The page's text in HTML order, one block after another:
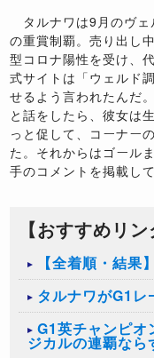
タルナワは9月のヴェ
の重賞制覇。売り出し
型コロナ陽性を受け、
式サイトは「ウェルド
せるよう言われたんだ
と話をしたら、彼女は
っと促して、コーナー
た。それからはゴール
手のコメントを掲載して
【おすすめリン
【全着順・結果
タルナワがG1レ
G1英チャンピオ
ジカルの連覇なら